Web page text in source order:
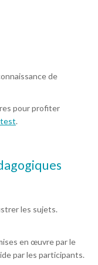
de
pour profiter
.
les sujets.
en œuvre par le
par les participants.